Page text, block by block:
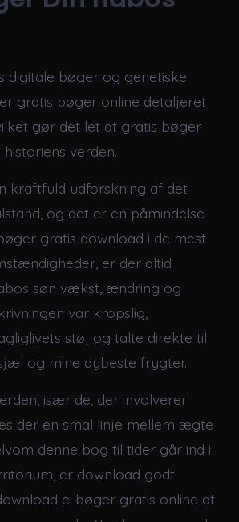
digitale bøger og genetiske
gratis bøger online detaljeret
gør det let at gratis bøger
verden.
kraftfuld udforskning af det
og det er en påmindelse
gratis download i de mest
er der altid
søn vækst, ændring og
var kropslig,
støj og talte direkte til
og mine dybeste frygter.
især de, der involverer
der en smal linje mellem ægte
denne bog til tider går ind i
er download godt
e-bøger gratis online at